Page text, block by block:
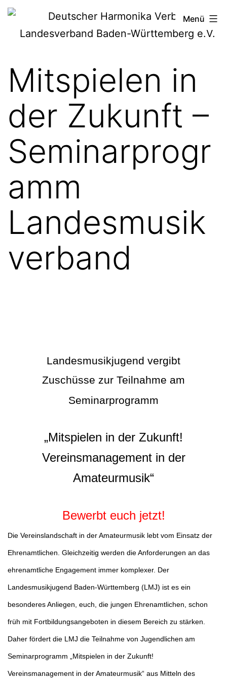
Zum
Deutscher
Harmonika-
Menü
Mitspielen in
der Zukunft –
Seminarprogr
amm
Landesmusik
verband
Landesmusikjugend vergibt
Zuschüsse zur Teilnahme am
Seminarprogramm
„Mitspielen in der Zukunft!
Vereinsmanagement in der
Amateurmusik“
Bewerbt euch jetzt!
Die Vereinslandschaft in der Amateurmusik lebt vom Einsatz der
Ehrenamtlichen. Gleichzeitig werden die Anforderungen an das
ehrenamtliche Engagement immer komplexer. Der
Landesmusikjugend Baden-Württemberg (LMJ) ist es ein
besonderes Anliegen, euch, die jungen Ehrenamtlichen, schon
früh mit Fortbildungsangeboten in diesem Bereich zu stärken.
Daher fördert die LMJ die Teilnahme von Jugendlichen am
Seminarprogramm „Mitspielen in der Zukunft!
Vereinsmanagement in der Amateurmusik“ aus Mitteln des